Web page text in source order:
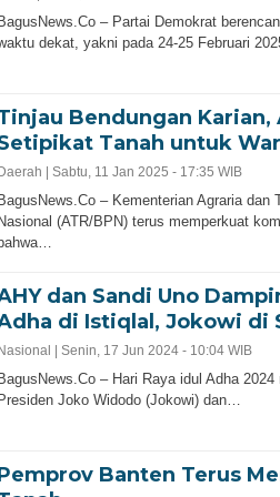
Kemarau,
Gelar Apel
Bencana
Polres Cilegon bersama
Cilegon dan unsur terkait
kesiapsiagaan menghadapi
kebakaran serta dampak
akibat fenomena El Niño.
tersebut diwujudkan melalui [...]
– Partai Demokrat
dekat, yakni pada 24-25 Februari
Bendungan Karian,
Tanah untuk
| Sabtu, 11 Jan 2025 - 17:35 WIB
– Kementerian Agraria dan
(ATR/BPN) terus memperkuat
dan Sandi Uno
di Istiqlal, Jokowi di
| Senin, 17 Jun 2024 - 10:04 WIB
– Hari Raya idul Adha
Joko Widodo (Jokowi) dan…
Banten Terus